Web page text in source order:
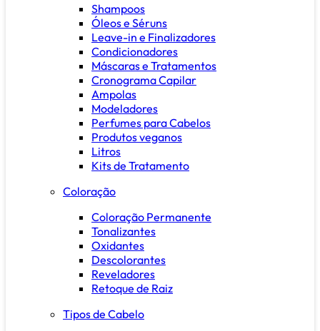
Shampoos
Óleos e Séruns
Leave-in e Finalizadores
Condicionadores
Máscaras e Tratamentos
Cronograma Capilar
Ampolas
Modeladores
Perfumes para Cabelos
Produtos veganos
Litros
Kits de Tratamento
Coloração
Coloração Permanente
Tonalizantes
Oxidantes
Descolorantes
Reveladores
Retoque de Raiz
Tipos de Cabelo